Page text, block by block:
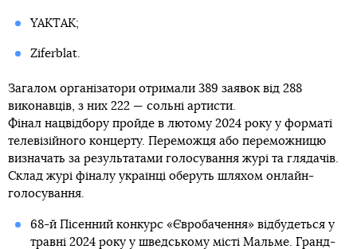
YAKTAK;
Ziferblat.
Загалом організатори отримали 389 заявок від 288
виконавців, з них 222 — сольні артисти.
Фінал нацвідбору пройде в лютому 2024 року у форматі
телевізійного концерту. Переможця або переможницю
визначать за результатами голосування журі та глядачів.
Склад журі фіналу українці оберуть шляхом онлайн-
голосування.
68-й Пісенний конкурс «Євробачення» відбудеться у
травні 2024 року у шведському місті Мальме. Гранд-